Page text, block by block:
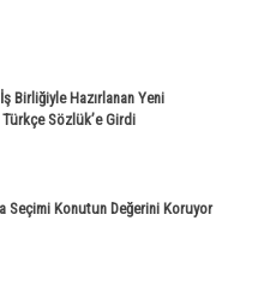
Birliğiyle Hazırlanan Yeni
Sözlük’e Girdi
Seçimi Konutun Değerini Koruyor